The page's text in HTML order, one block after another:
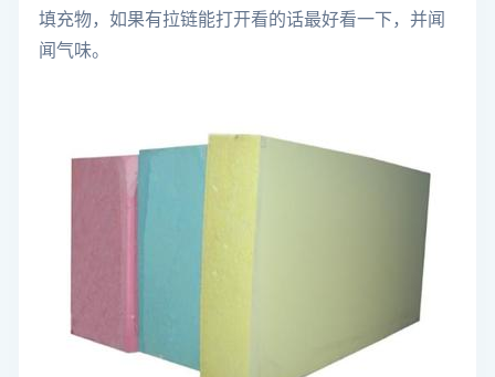
填充物，如果有拉链能打开看的话最好看一下，并闻
闻气味。